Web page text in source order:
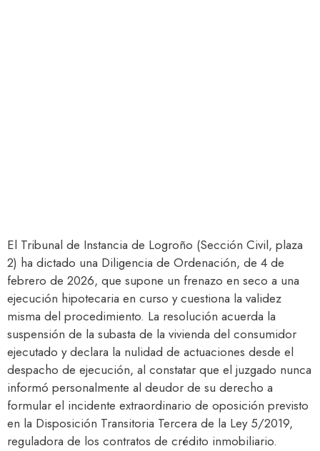
El Tribunal de Instancia de Logroño (Sección Civil, plaza
2) ha dictado una Diligencia de Ordenación, de 4 de
febrero de 2026, que supone un frenazo en seco a una
ejecución hipotecaria en curso y cuestiona la validez
misma del procedimiento. La resolución acuerda la
suspensión de la subasta de la vivienda del consumidor
ejecutado y declara la nulidad de actuaciones desde el
despacho de ejecución, al constatar que el juzgado nunca
informó personalmente al deudor de su derecho a
formular el incidente extraordinario de oposición previsto
en la Disposición Transitoria Tercera de la Ley 5/2019,
reguladora de los contratos de crédito inmobiliario.